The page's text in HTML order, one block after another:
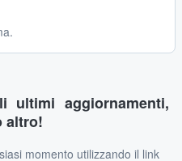
ultimi aggiornamenti,
altro!
momento utilizzando il link